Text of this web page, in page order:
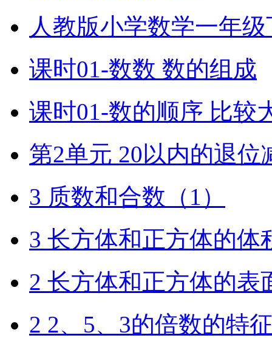
人教版小学数学一年
课时01-数数 数的组成
课时01-数的顺序 比较
第2单元 20以内的退位
3 质数和合数（1）
3 长方体和正方体的体
2 长方体和正方体的表
2 2、5、3的倍数的特